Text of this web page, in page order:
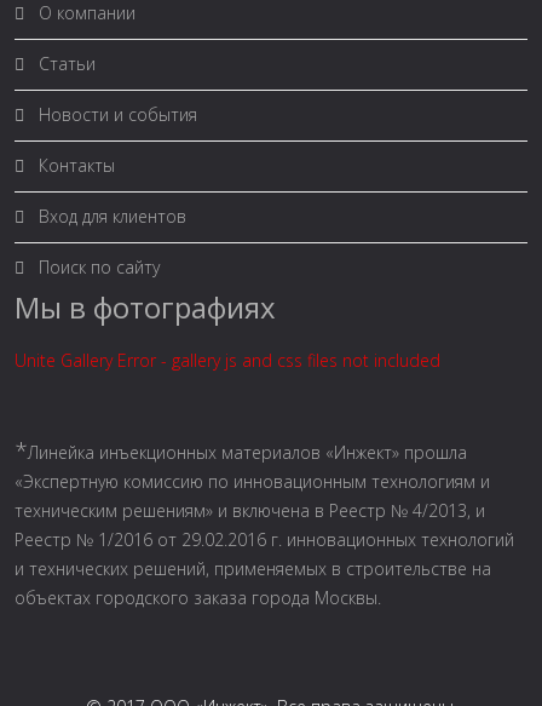
О компании
Статьи
Новости и события
Контакты
Вход для клиентов
Поиск по сайту
Мы в фотографиях
Unite Gallery Error - gallery js and css files not included
*Линейка инъекционных материалов «Инжект» прошла
«Экспертную комиссию по инновационным технологиям и
техническим решениям» и включена в Реестр № 4/2013, и
Реестр № 1/2016 от 29.02.2016 г. инновационных технологий
и технических решений, применяемых в строительстве на
объектах городского заказа города Москвы.